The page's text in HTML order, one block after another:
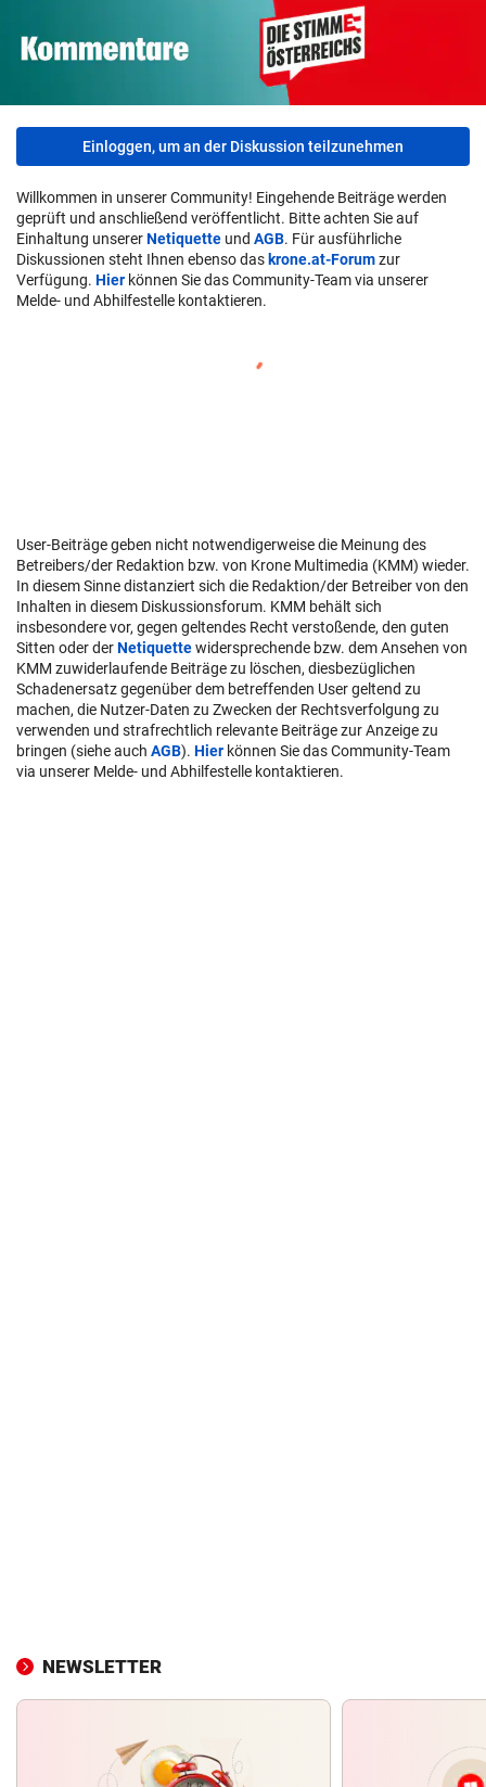
Einloggen, um an der Diskussion teilzunehmen
Willkommen in unserer Community! Eingehende Beiträge werden
geprüft und anschließend veröffentlicht. Bitte achten Sie auf
Einhaltung unsererNetiquette und AGB. Für ausführliche
Diskussionen steht Ihnen ebenso das krone.at-Forumzur
Verfügung. Hier können Sie das Community-Team via unserer
Melde- und Abhilfestelle kontaktieren.
User-Beiträge geben nicht notwendigerweise die Meinung des
Betreibers/der Redaktion bzw. von Krone Multimedia (KMM) wieder.
In diesem Sinne distanziert sich die Redaktion/der Betreiber von den
Inhalten in diesem Diskussionsforum. KMM behält sich
insbesondere vor, gegen geltendes Recht verstoßende, den guten
Sitten oder derNetiquettewidersprechende bzw. dem Ansehen von
KMM zuwiderlaufende Beiträge zu löschen, diesbezüglichen
Schadenersatz gegenüber dem betreffenden User geltend zu
machen, die Nutzer-Daten zu Zwecken der Rechtsverfolgung zu
verwenden und strafrechtlich relevante Beiträge zur Anzeige zu
bringen (siehe auch AGB). Hier können Sie das Community-Team
via unserer Melde- und Abhilfestelle kontaktieren.
NEWSLETTER